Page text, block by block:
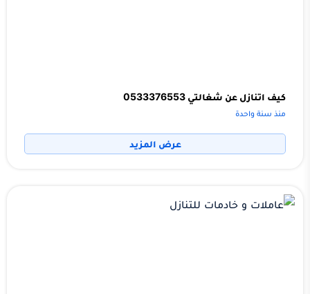
كيف اتنازل عن شغالتي 0533376553
منذ سنة واحدة
عرض المزيد